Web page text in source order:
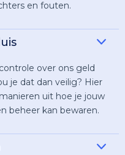
en fouten.
over ons geld
je dat dan veilig? Hier
uit hoe je jouw
beheer kan bewaren.